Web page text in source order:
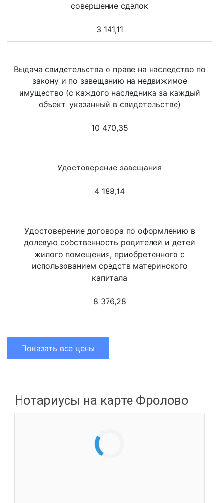
совершение сделок
3 141,11
Выдача свидетельства о праве на наследство по
закону и по завещанию на недвижимое
имущество (с каждого наследника за каждый
объект, указанный в свидетельстве)
10 470,35
Удостоверение завещания
4 188,14
Удостоверение договора по оформлению в
долевую собственность родителей и детей
жилого помещения, приобретенного с
использованием средств материнского
капитала
8 376,28
Показать все цены
Нотариусы на карте Фролово